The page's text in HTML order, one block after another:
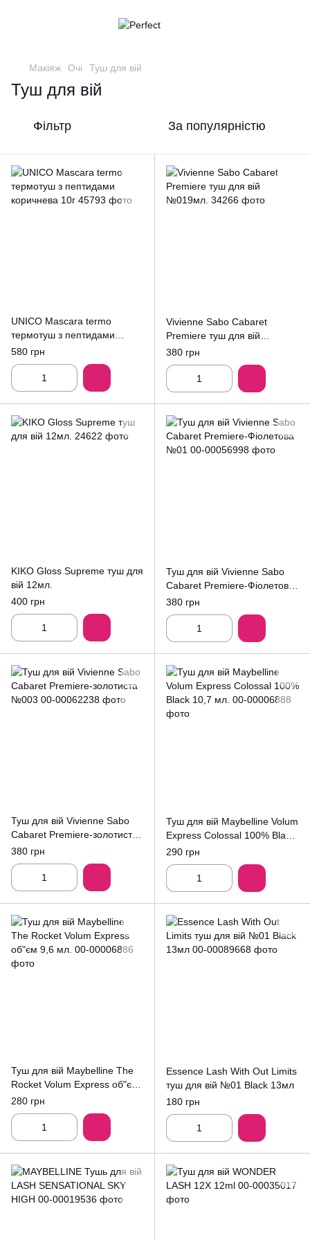
Макіяж Очі Туш для вій
Туш для вій
Фільтр За популярністю
UNICO Mascara termo
термотуш з пептидами
коричнева 10г
580 грн
Vivienne Sabo Cabaret
Premiere туш для вій
№019мл.
380 грн
KIKO Gloss Supreme туш для
вій 12мл.
400 грн
Туш для вій Vivienne Sabo
Cabaret Premiere-Фіолетова
№01
380 грн
Туш для вій Vivienne Sabo
Cabaret Premiere-золотиста
№003
380 грн
Туш для вій Maybelline Volum
Express Colossal 100% Black
10,7 мл.
290 грн
Туш для вій Maybelline The
Rocket Volum Express об"єм
9,6 мл.
280 грн
Essence Lash With Out Limits
туш для вій №01 Black 13мл
180 грн